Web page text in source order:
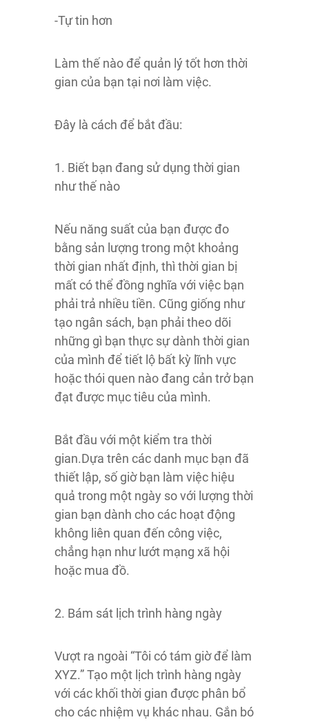
-Tự tin hơn
Làm thế nào để quản lý tốt hơn thời
gian của bạn tại nơi làm việc.
Đây là cách để bắt đầu:
1. Biết bạn đang sử dụng thời gian
như thế nào
Nếu năng suất của bạn được đo
bằng sản lượng trong một khoảng
thời gian nhất định, thì thời gian bị
mất có thể đồng nghĩa với việc bạn
phải trả nhiều tiền. Cũng giống như
tạo ngân sách, bạn phải theo dõi
những gì bạn thực sự dành thời gian
của mình để tiết lộ bất kỳ lĩnh vực
hoặc thói quen nào đang cản trở bạn
đạt được mục tiêu của mình.
Bắt đầu với một kiểm tra thời
gian.Dựa trên các danh mục bạn đã
thiết lập, số giờ bạn làm việc hiệu
quả trong một ngày so với lượng thời
gian bạn dành cho các hoạt động
không liên quan đến công việc,
chẳng hạn như lướt mạng xã hội
hoặc mua đồ.
2. Bám sát lịch trình hàng ngày
Vượt ra ngoài “Tôi có tám giờ để làm
XYZ.” Tạo một lịch trình hàng ngày
với các khối thời gian được phân bổ
cho các nhiệm vụ khác nhau. Gắn bó